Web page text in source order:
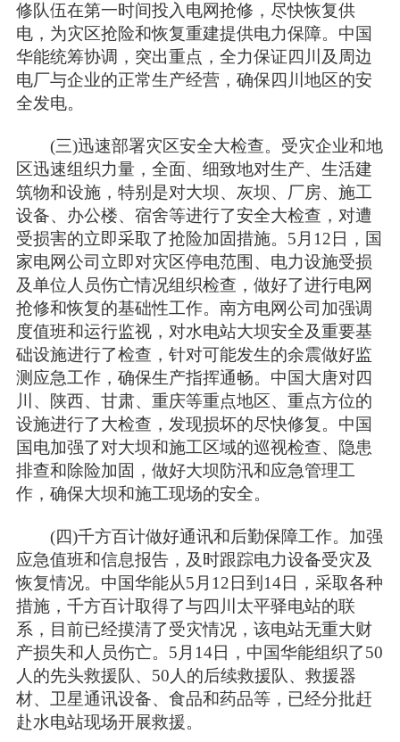
修队伍在第一时间投入电网抢修，尽快恢复供
电，为灾区抢险和恢复重建提供电力保障。中国
华能统筹协调，突出重点，全力保证四川及周边
电厂与企业的正常生产经营，确保四川地区的安
全发电。
(三)迅速部署灾区安全大检查。受灾企业和地
区迅速组织力量，全面、细致地对生产、生活建
筑物和设施，特别是对大坝、灰坝、厂房、施工
设备、办公楼、宿舍等进行了安全大检查，对遭
受损害的立即采取了抢险加固措施。5月12日，国
家电网公司立即对灾区停电范围、电力设施受损
及单位人员伤亡情况组织检查，做好了进行电网
抢修和恢复的基础性工作。南方电网公司加强调
度值班和运行监视，对水电站大坝安全及重要基
础设施进行了检查，针对可能发生的余震做好监
测应急工作，确保生产指挥通畅。中国大唐对四
川、陕西、甘肃、重庆等重点地区、重点方位的
设施进行了大检查，发现损坏的尽快修复。中国
国电加强了对大坝和施工区域的巡视检查、隐患
排查和除险加固，做好大坝防汛和应急管理工
作，确保大坝和施工现场的安全。
(四)千方百计做好通讯和后勤保障工作。加强
应急值班和信息报告，及时跟踪电力设备受灾及
恢复情况。中国华能从5月12日到14日，采取各种
措施，千方百计取得了与四川太平驿电站的联
系，目前已经摸清了受灾情况，该电站无重大财
产损失和人员伤亡。5月14日，中国华能组织了50
人的先头救援队、50人的后续救援队、救援器
材、卫星通讯设备、食品和药品等，已经分批赶
赴水电站现场开展救援。